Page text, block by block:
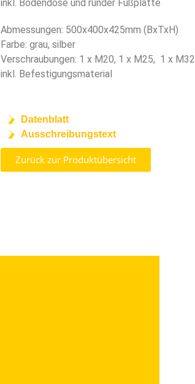
inkl. Bodendose und runder Fußplatte
Abmessungen: 500x400x425mm (BxTxH)
Farbe: grau, silber
Verschraubungen: 1 x M20, 1 x M25, 1 x M32
inkl. Befestigungsmaterial
Datenblatt
Ausschreibungstext
Zurück zur Produktübersicht